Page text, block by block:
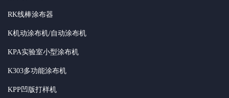
RK线棒涂布器
K机动涂布机/自动涂布机
KPA实验室小型涂布机
K303多功能涂布机
KPP凹版打样机